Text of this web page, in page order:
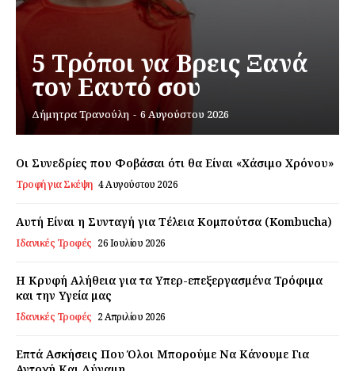
Εγγραφείτε τώρα!
Daily Food
Σχετικά με εμάς
Ο λογαριασμός μου
Επικοινωνία
5 Τρόποι να Βρεις Ξανά
τον Εαυτό σου
Δήμητρα Τρανούλη - 6 Αυγούστου 2026
Οι Συνεδρίες που Φοβάσαι ότι θα Είναι «Χάσιμο Χρόνου»
Τροφή για Σκέψη 4 Αυγούστου 2026
Αυτή Είναι η Συνταγή για Τέλεια Κομπούτσα (Kombucha)
Ιδανικές Τροφές 26 Ιουλίου 2026
Η Κρυφή Αλήθεια για τα Υπερ-επεξεργασμένα Τρόφιμα
και την Υγεία μας
Ιδανικές Τροφές 2 Απριλίου 2026
Επτά Ασκήσεις Που Όλοι Μπορούμε Να Κάνουμε Για